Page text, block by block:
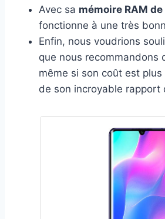
Avec sa mémoire RAM de
fonctionne à une très
Enfin, nous voudrions
que nous recommandons
même si son coût est
de son incroyable rapport